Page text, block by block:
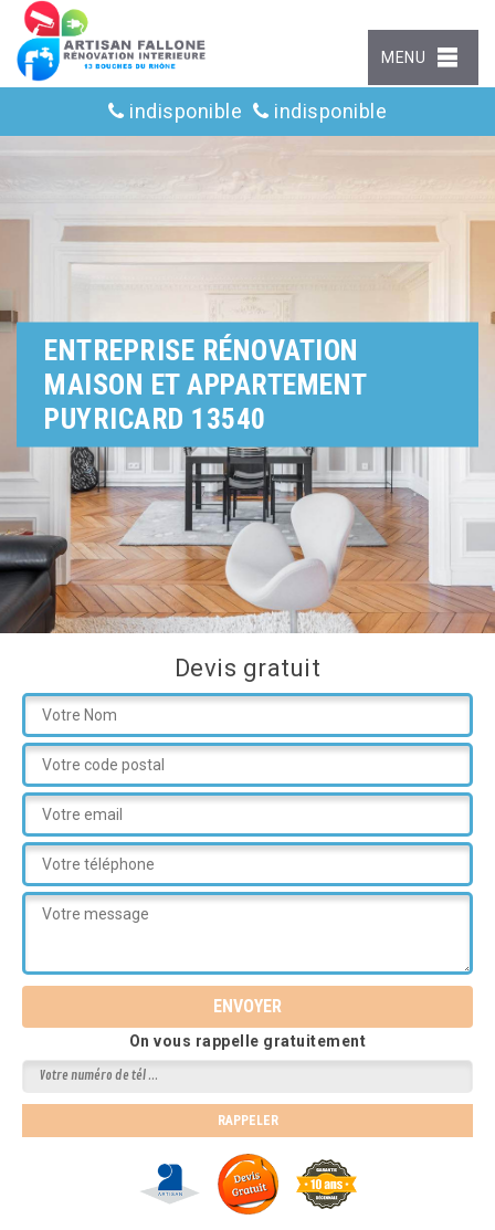
MENU
indisponible indisponible
ENTREPRISE RÉNOVATION
MAISON ET APPARTEMENT
PUYRICARD 13540
Devis gratuit
On vous rappelle gratuitement